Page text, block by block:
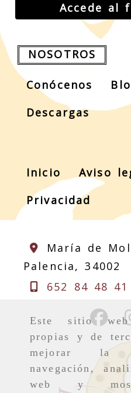
Este sitio
propias y de
mejorar la
navegación,
web y
Accede al
NOSOTROS
Conócenos
Descargas
Inicio Aviso
Privacidad
María de
Palencia,34002
652 84 48 41